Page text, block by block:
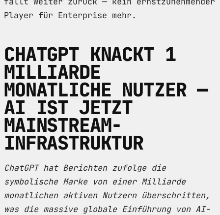
Player für Enterprise mehr.
CHATGPT KNACKT 1
MILLIARDE
MONATLICHE NUTZER —
AI IST JETZT
MAINSTREAM-
INFRASTRUKTUR
ChatGPT hat Berichten zufolge die
symbolische Marke von einer Milliarde
monatlichen aktiven Nutzern überschritten,
was die massive globale Einführung von AI-